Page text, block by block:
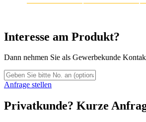
Interesse am Produkt?
Dann nehmen Sie als Gewerbekunde
Anfrage stellen
Privatkunde? Kurze